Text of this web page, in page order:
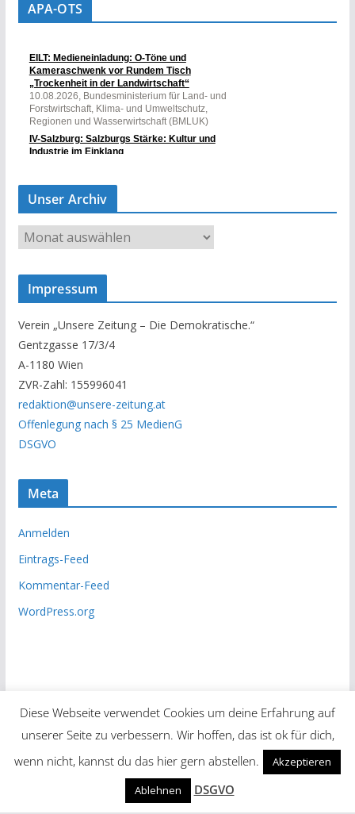
APA-OTS
Unser Archiv
U
n
s
A
r
c
h
i
v
Impressum
Verein „Unsere Zeitung – Die Demokratische.“
Gentzgasse 17/3/4
A-1180 Wien
ZVR-Zahl: 155996041
redaktion@unsere-zeitung.at
Offenlegung nach § 25 MedienG
DSGVO
Meta
Anmelden
Eintrags-Feed
Kommentar-Feed
WordPress.org
Copyright © 2026 Unsere Zeitung
. Alle Rechte vorbehalten.
ColorMagvon ThemeGrill. Präsentiert von
WordPress.
Diese Webseite verwendet Cookies um deine Erfahrung auf
unserer Seite zu verbessern. Wir hoffen, das ist ok für dich,
wenn nicht, kannst du das hier gern abstellen.
Akzeptieren
Ablehnen
DSGVO